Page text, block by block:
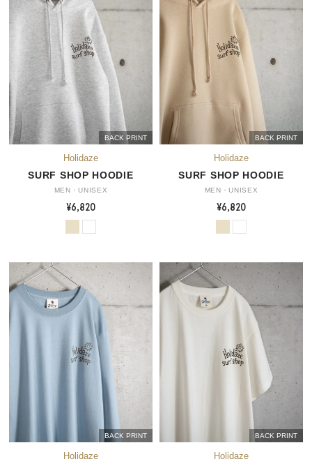
BACK PRINT
SURF SHOP HOODIE
MEN・UNISEX
¥6,820
BACK PRINT
SURF SHOP HOODIE
MEN・UNISEX
¥6,820
BACK PRINT BACK PRINT